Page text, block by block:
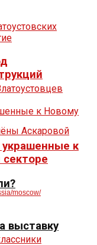
выставку
к
moscow/